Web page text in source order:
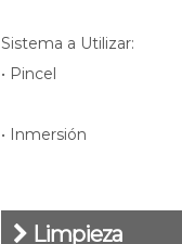
Sistema a Utilizar:
• Pincel
• Inmersión
Limpieza